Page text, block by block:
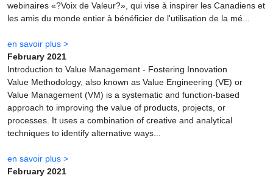
webinaires «?Voix de Valeur?», qui vise à inspirer les Canadiens et
les amis du monde entier à bénéficier de l'utilisation de la mé...
en savoir plus >
February 2021
Introduction to Value Management - Fostering Innovation
Value Methodology, also known as Value Engineering (VE) or
Value Management (VM) is a systematic and function-based
approach to improving the value of products, projects, or
processes. It uses a combination of creative and analytical
techniques to identify alternative ways...
en savoir plus >
February 2021